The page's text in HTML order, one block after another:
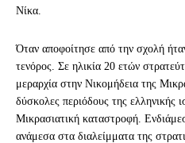
Νίκα.
Όταν αποφοίτησε από την σχολή
τενόρος. Σε ηλικία 20 ετών
μεραρχία στην Νικομήδεια της
δύσκολες περιόδους της ελληνικής
Μικρασιατική καταστροφή.
ανάμεσα στα διαλείμματα της